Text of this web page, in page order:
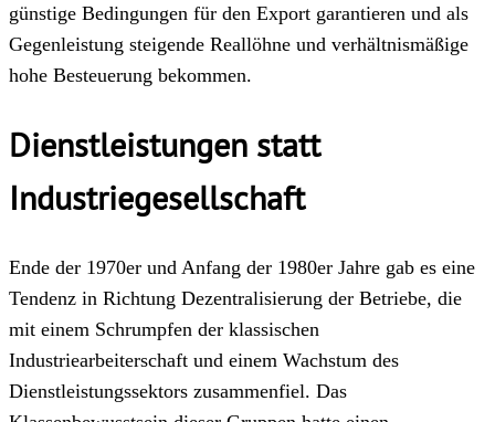
günstige Bedingungen für den Export garantieren und als
Gegenleistung steigende Reallöhne und verhältnismäßige
hohe Besteuerung bekommen.
Dienstleistungen statt
Industriegesellschaft
Ende der 1970er und Anfang der 1980er Jahre gab es eine
Tendenz in Richtung Dezentralisierung der Betriebe, die
mit einem Schrumpfen der klassischen
Industriearbeiterschaft und einem Wachstum des
Dienstleistungssektors zusammenfiel. Das